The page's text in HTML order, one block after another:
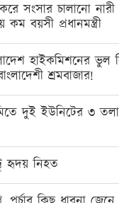
করে সংসার চালানো
কম বয়সী প্রধানমন্ত্রী
হাইকমিশনের ভুল
শ্রমবাজার!
দুই ইউনিটের ৩ তলা
হৃদয় নিহত